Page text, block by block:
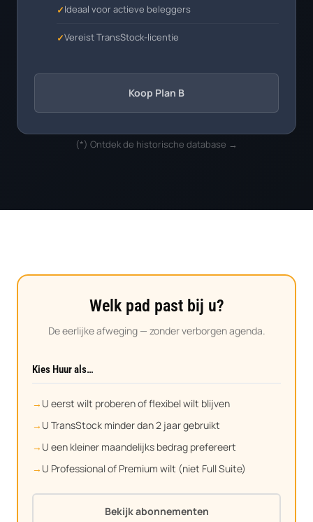
Ideaal voor actieve beleggers
Vereist TransStock-licentie
Koop Plan B
(*) Ontdek de historische database →
Welk pad past bij u?
De eerlijke afweging — zonder verborgen agenda.
Kies Huur als…
U eerst wilt proberen of flexibel wilt blijven
U TransStock minder dan 2 jaar gebruikt
U een kleiner maandelijks bedrag prefereert
U Professional of Premium wilt (niet Full Suite)
Bekijk abonnementen